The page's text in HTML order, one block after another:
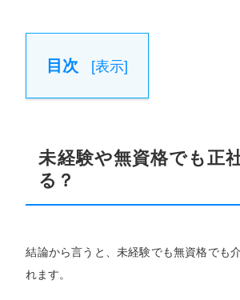
目次 [表示]
未経験や無資格でも正
る？
結論から言うと、未経験でも無資格でも
れます。